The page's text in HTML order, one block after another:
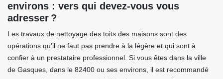
environs : vers qui devez-vous vous
adresser ?
Les travaux de nettoyage des toits des maisons sont des
opérations qu’il ne faut pas prendre à la légère et qui sont à
confier à un prestataire professionnel. Si vous êtes dans la ville
de Gasques, dans le 82400 ou ses environs, il est recommandé